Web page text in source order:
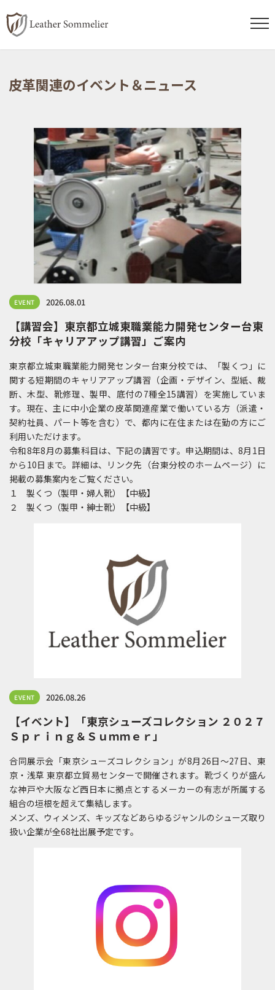
皮革関連のイベント＆ニュース
EVENT 2026.08.01
【講習会】東京都立城東職業能力開発センター台東
分校「キャリアアップ講習」ご案内
東京都立城東職業能力開発センター台東分校では、「製くつ」に
関する短期間のキャリアアップ講習（企画・デザイン、型紙、裁
断、木型、靴修理、製甲、底付の7種全15講習）を実施していま
す。現在、主に中小企業の皮革関連産業で働いている方（派遣・
契約社員、パート等を含む）で、都内に在住または在勤の方にご
利用いただけます。
令和8年8月の募集科目は、下記の講習です。申込期間は、8月1日
から10日まで。詳細は、リンク先（台東分校のホームページ）に
掲載の募集案内をご覧ください。
１ 製くつ（製甲・婦人靴）【中級】
２ 製くつ（製甲・紳士靴）【中級】
EVENT 2026.08.26
【イベント】「東京シューズコレクション ２０２７
Ｓｐｒｉｎｇ＆Ｓｕｍｍｅｒ」
合同展示会「東京シューズコレクション」が8月26日〜27日、東
京・浅草 東京都立貿易センターで開催されます。靴づくりが盛ん
な神戸や大阪など西日本に拠点とするメーカーの有志が所属する
組合の垣根を超えて集結します。
メンズ、ウィメンズ、キッズなどあらゆるジャンルのシューズ取り
扱い企業が全68社出展予定です。